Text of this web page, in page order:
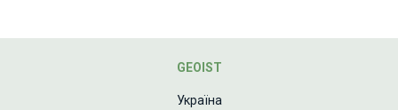
GEOIST
Україна